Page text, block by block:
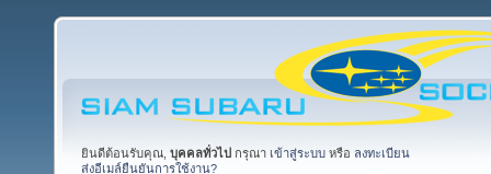
ยินดีต้อนรับคุณ, บุคคลทั่วไป กรุณา เข้าสู่ระบบ หรือ ลงทะเบียน
ส่งอีเมล์ยืนยันการใช้งาน?